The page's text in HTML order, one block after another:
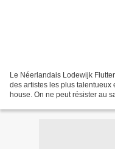
Le Néerlandais Lodewijk
des artistes les plus talentueux
house. On ne peut résister au